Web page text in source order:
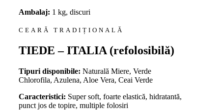
Ambalaj: 1 kg, discuri
CEARĂ TRADIȚIONALĂ
TIEDE – ITALIA (refolosibilă)
Tipuri disponibile: Naturală Miere, Verde
Chlorofila, Azulena, Aloe Vera, Ceai Verde
Caracteristici: Super soft, foarte elastică, hidratantă,
punct jos de topire, multiple folosiri